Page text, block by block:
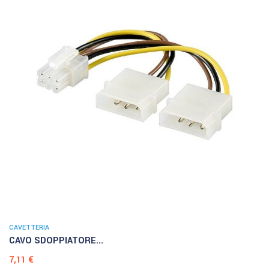
CAVETTERIA
CAVO SDOPPIATORE...
Prezzo
7,11 €